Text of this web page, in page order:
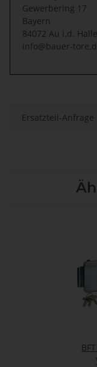
Gewerbering 17
Bayern
84072 Au i.d.
info@bauer-
Ersatzteil-Anfrage